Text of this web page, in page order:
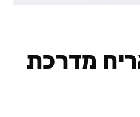
מדרכת